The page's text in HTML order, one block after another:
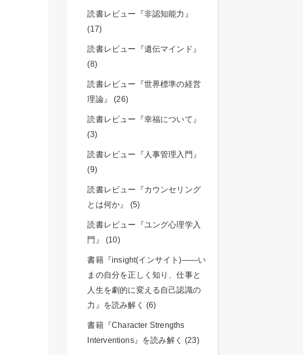
読書レビュー『非認知能力』
(17)
読書レビュー『遺伝マインド』
(8)
読書レビュー『世界標準の経営
理論』 (26)
読書レビュー『幸福について』
(3)
読書レビュー『人事管理入門』
(9)
読書レビュー『カウンセリング
とは何か』 (5)
読書レビュー『ユング心理学入
門』 (10)
書籍『insight(インサイト)――い
まの自分を正しく知り、仕事と
人生を劇的に変える自己認識の
力』を読み解く (6)
書籍『Character Strengths
Interventions』を読み解く (23)